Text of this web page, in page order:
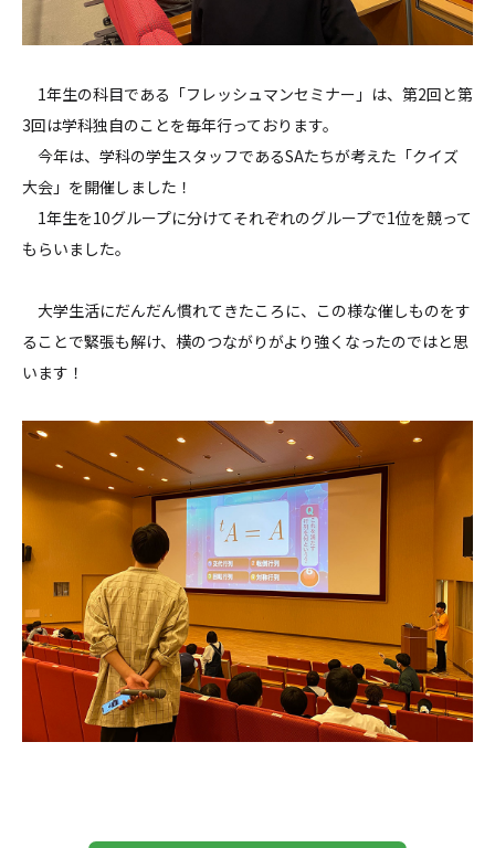
1年生の科目である「フレッシュマンセミナー」は、第2回と第
3回は学科独自のことを毎年行っております。
今年は、学科の学生スタッフであるSAたちが考えた「クイズ
大会」を開催しました！
1年生を10グループに分けてそれぞれのグループで1位を競って
もらいました。
大学生活にだんだん慣れてきたころに、この様な催しものをす
ることで緊張も解け、横のつながりがより強くなったのではと思
います！